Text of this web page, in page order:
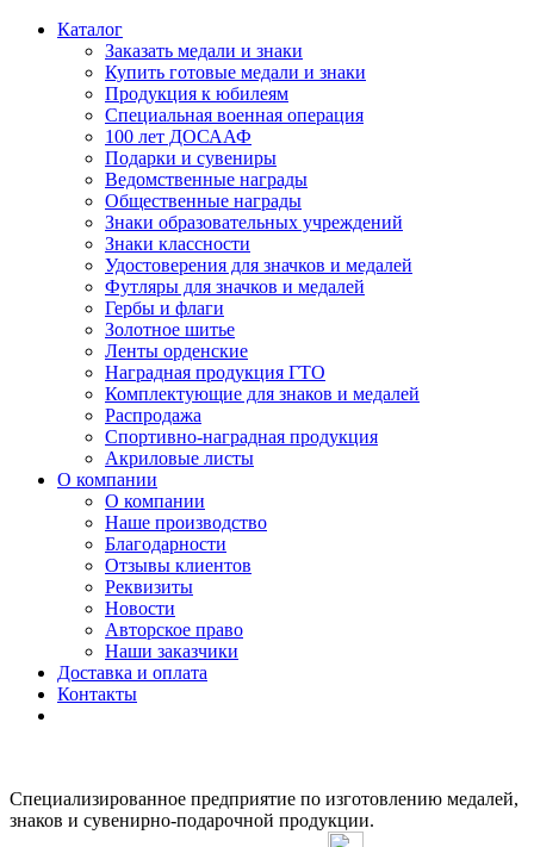
Каталог
Заказать медали и знаки
Купить готовые медали и знаки
Продукция к юбилеям
Специальная военная операция
100 лет ДОСААФ
Подарки и сувениры
Ведомственные награды
Общественные награды
Знаки образовательных учреждений
Знаки классности
Удостоверения для значков и медалей
Футляры для значков и медалей
Гербы и флаги
Золотное шитье
Ленты орденские
Наградная продукция ГТО
Комплектующие для знаков и медалей
Распродажа
Спортивно-наградная продукция
Акриловые листы
О компании
О компании
Наше производство
Благодарности
Отзывы клиентов
Реквизиты
Новости
Авторское право
Наши заказчики
Доставка и оплата
Контакты
Специализированное предприятие по изготовлению медалей,
знаков и сувенирно-подарочной продукции.